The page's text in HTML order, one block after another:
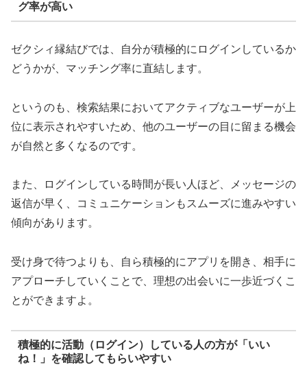
グ率が高い
ゼクシィ縁結びでは、自分が積極的にログインしているか
どうかが、マッチング率に直結します。
というのも、検索結果においてアクティブなユーザーが上
位に表示されやすいため、他のユーザーの目に留まる機会
が自然と多くなるのです。
また、ログインしている時間が長い人ほど、メッセージの
返信が早く、コミュニケーションもスムーズに進みやすい
傾向があります。
受け身で待つよりも、自ら積極的にアプリを開き、相手に
アプローチしていくことで、理想の出会いに一歩近づくこ
とができますよ。
積極的に活動（ログイン）している人の方が「いい
ね！」を確認してもらいやすい